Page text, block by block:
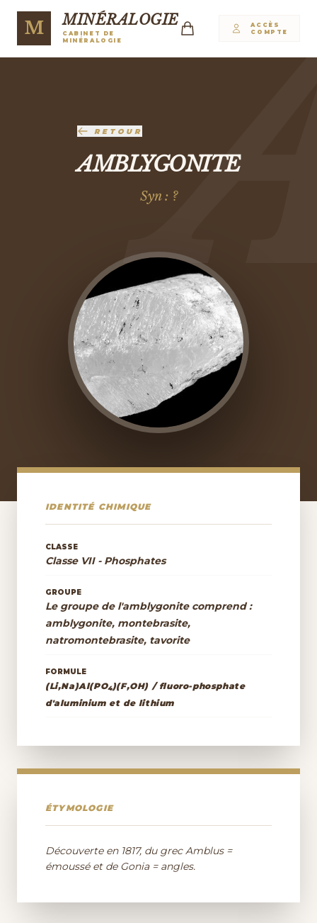
M MINÉRALOGIE
CABINET DE
MINÉRALOGIE
ACCÈS
COMPTE
RETOUR
AMBLYGONITE
Syn : ?
IDENTITÉ CHIMIQUE
CLASSE
Classe VII - Phosphates
GROUPE
Le groupe de l'amblygonite comprend :
amblygonite, montebrasite,
natromontebrasite, tavorite
FORMULE
(Li,Na)Al(PO4)(F,OH) / fluoro-phosphate
d'aluminium et de lithium
ÉTYMOLOGIE
Découverte en 1817, du grec Amblus =
émoussé et de Gonia = angles.